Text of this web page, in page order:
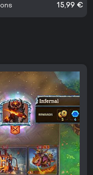
15,99 €